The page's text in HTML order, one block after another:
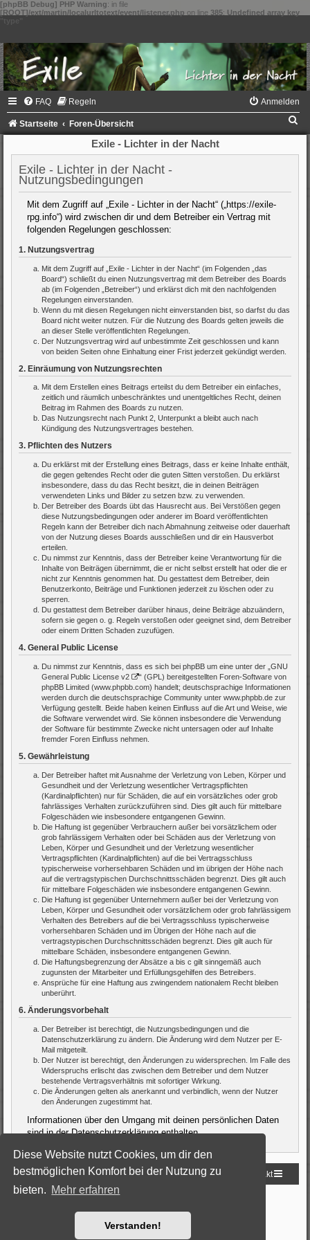
Diese Website nutzt Cookies, um dir den
bestmöglichen Komfort bei der Nutzung zu
bieten. Mehr erfahren
Verstanden!
[phpBB Debug] PHP Warning: in file
[ROOT]/ext/martin/localurltotext/event/listener.php on line 385: Undefined array key
FAQ Regeln Anmelden
Startseite Foren-Übersicht
Exile - Lichter in der Nacht
Exile - Lichter in der Nacht -
Nutzungsbedingungen
Mit dem Zugriff auf „Exile - Lichter in der Nacht“ („https://exile-
rpg.info“) wird zwischen dir und dem Betreiber ein Vertrag mit
folgenden Regelungen geschlossen:
1. Nutzungsvertrag
Mit dem Zugriff auf „Exile - Lichter in der Nacht“ (im Folgenden „das
Board“) schließt du einen Nutzungsvertrag mit dem Betreiber des Boards
ab (im Folgenden „Betreiber“) und erklärst dich mit den nachfolgenden
Regelungen einverstanden.
Wenn du mit diesen Regelungen nicht einverstanden bist, so darfst du das
Board nicht weiter nutzen. Für die Nutzung des Boards gelten jeweils die
an dieser Stelle veröffentlichten Regelungen.
Der Nutzungsvertrag wird auf unbestimmte Zeit geschlossen und kann
von beiden Seiten ohne Einhaltung einer Frist jederzeit gekündigt werden.
2. Einräumung von Nutzungsrechten
Mit dem Erstellen eines Beitrags erteilst du dem Betreiber ein einfaches,
zeitlich und räumlich unbeschränktes und unentgeltliches Recht, deinen
Beitrag im Rahmen des Boards zu nutzen.
Das Nutzungsrecht nach Punkt 2, Unterpunkt a bleibt auch nach
Kündigung des Nutzungsvertrages bestehen.
3. Pflichten des Nutzers
Du erklärst mit der Erstellung eines Beitrags, dass er keine Inhalte enthält,
die gegen geltendes Recht oder die guten Sitten verstoßen. Du erklärst
insbesondere, dass du das Recht besitzt, die in deinen Beiträgen
verwendeten Links und Bilder zu setzen bzw. zu verwenden.
Der Betreiber des Boards übt das Hausrecht aus. Bei Verstößen gegen
diese Nutzungsbedingungen oder anderer im Board veröffentlichten
Regeln kann der Betreiber dich nach Abmahnung zeitweise oder dauerhaft
von der Nutzung dieses Boards ausschließen und dir ein Hausverbot
erteilen.
Du nimmst zur Kenntnis, dass der Betreiber keine Verantwortung für die
Inhalte von Beiträgen übernimmt, die er nicht selbst erstellt hat oder die er
nicht zur Kenntnis genommen hat. Du gestattest dem Betreiber, dein
Benutzerkonto, Beiträge und Funktionen jederzeit zu löschen oder zu
sperren.
Du gestattest dem Betreiber darüber hinaus, deine Beiträge abzuändern,
sofern sie gegen o. g. Regeln verstoßen oder geeignet sind, dem Betreiber
oder einem Dritten Schaden zuzufügen.
4. General Public License
Du nimmst zur Kenntnis, dass es sich bei phpBB um eine unter der „ GNU
General Public License v2
“ (GPL) bereitgestellten Foren-Software von
phpBB Limited (www.phpbb.com) handelt; deutschsprachige Informationen
werden durch die deutschsprachige Community unter www.phpbb.de zur
Verfügung gestellt. Beide haben keinen Einfluss auf die Art und Weise, wie
die Software verwendet wird. Sie können insbesondere die Verwendung
der Software für bestimmte Zwecke nicht untersagen oder auf Inhalte
fremder Foren Einfluss nehmen.
5. Gewährleistung
Der Betreiber haftet mit Ausnahme der Verletzung von Leben, Körper und
Gesundheit und der Verletzung wesentlicher Vertragspflichten
(Kardinalpflichten) nur für Schäden, die auf ein vorsätzliches oder grob
fahrlässiges Verhalten zurückzuführen sind. Dies gilt auch für mittelbare
Folgeschäden wie insbesondere entgangenen Gewinn.
Die Haftung ist gegenüber Verbrauchern außer bei vorsätzlichem oder
grob fahrlässigem Verhalten oder bei Schäden aus der Verletzung von
Leben, Körper und Gesundheit und der Verletzung wesentlicher
Vertragspflichten (Kardinalpflichten) auf die bei Vertragsschluss
typischerweise vorhersehbaren Schäden und im übrigen der Höhe nach
auf die vertragstypischen Durchschnittsschäden begrenzt. Dies gilt auch
für mittelbare Folgeschäden wie insbesondere entgangenen Gewinn.
Die Haftung ist gegenüber Unternehmern außer bei der Verletzung von
Leben, Körper und Gesundheit oder vorsätzlichem oder grob fahrlässigem
Verhalten des Betreibers auf die bei Vertragsschluss typischerweise
vorhersehbaren Schäden und im Übrigen der Höhe nach auf die
vertragstypischen Durchschnittsschäden begrenzt. Dies gilt auch für
mittelbare Schäden, insbesondere entgangenen Gewinn.
Die Haftungsbegrenzung der Absätze a bis c gilt sinngemäß auch
zugunsten der Mitarbeiter und Erfüllungsgehilfen des Betreibers.
Ansprüche für eine Haftung aus zwingendem nationalem Recht bleiben
unberührt.
6. Änderungsvorbehalt
Der Betreiber ist berechtigt, die Nutzungsbedingungen und die
Datenschutzerklärung zu ändern. Die Änderung wird dem Nutzer per E-
Mail mitgeteilt.
Der Nutzer ist berechtigt, den Änderungen zu widersprechen. Im Falle des
Widerspruchs erlischt das zwischen dem Betreiber und dem Nutzer
bestehende Vertragsverhältnis mit sofortiger Wirkung.
Die Änderungen gelten als anerkannt und verbindlich, wenn der Nutzer
den Änderungen zugestimmt hat.
Informationen über den Umgang mit deinen persönlichen Daten
sind in der Datenschutzerklärung enthalten.
Startseite Foren-Übersicht Kontakt
Powered byphpBB® Forum Software © phpBB Limited
Nutzungsbedingungen